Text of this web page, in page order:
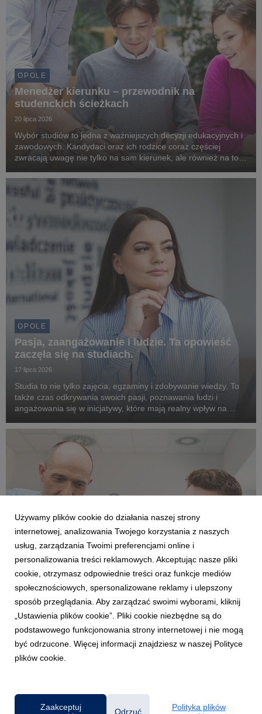
OPOLE
Menedżer kierunku – przewodnik na
studenckich ścieżkach
20 lipca 2026
Wybór studiów to jedna z ważniejszych decyzji edukacyjnych i
zawodowych. Kandydaci oraz ich rodzice coraz częściej
zwracają uwagę nie tylko na sam kierunek, ale również na to,
Uniwersytecie WSB Merito Opole istotn...
OPOLE
Pasja, zaangażowanie i ludzie. Ta opowieść
zaczęła się na studiach.
17 lipca 2026
Studia to nie tylko zajęcia, egzaminy i zdobywanie wiedzy. To
także czas odkrywania swoich pasji, poznawania ludzi i
angażowania się w inicjatywy, które mają realny wpływ na
absolwentki Uniwerytetu WSB Merito Opo...
OPOLE
Ponad 700 zorganizowanych praktyk, setki
uczestników szkoleń i dziesiątki inicjatyw w
jednym roku
16 lipca 2026
722 zrealizowane praktyki studenckie, 115 ofert pracy, ponad
500 uczestników webinarów i szkoleń oraz ponad 40
dedykowanych warsztatów z ekspertami dla uczniów szkół
Używamy plików cookie do działania naszej strony
internetowej, analizowania Twojego korzystania z naszych
usług, zarządzania Twoimi preferencjami online i
personalizowania treści reklamowych. Akceptując nasze pliki
cookie, otrzymasz odpowiednie treści oraz funkcje mediów
społecznościowych, spersonalizowane reklamy i ulepszony
sposób przeglądania. Aby zarządzać swoimi wyborami, kliknij
„Ustawienia plików cookie”. Pliki cookie niezbędne są do
podstawowego funkcjonowania strony internetowej i nie mogą
być odrzucone. Więcej informacji znajdziesz w naszej Polityce
plików cookie.
Zaakceptuj
Odrzuć
Polityka plików